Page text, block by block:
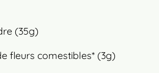
(35g)
fleurs comestibles* (3g)